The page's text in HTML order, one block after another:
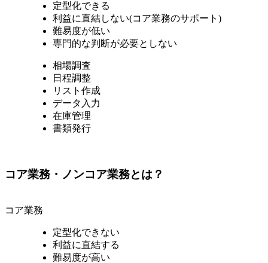
定型化できる
利益に直結しない(コア業務のサポート)
難易度が低い
専門的な判断が必要としない
相場調査
日程調整
リスト作成
データ入力
在庫管理
書類発行
コア業務・ノンコア業務とは？
コア業務
定型化できない
利益に直結する
難易度が高い